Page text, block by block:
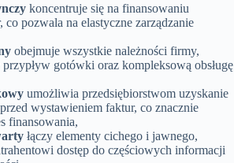
koncentruje się na finansowaniu
pozwala na elastyczne zarządzanie
obejmuje wszystkie należności firmy,
przypływ gotówki oraz kompleksową obsługę
umożliwia przedsiębiorstwom uzyskanie
wystawieniem faktur, co znacznie
finansowania,
łączy elementy cichego i jawnego,
dostęp do częściowych informacji